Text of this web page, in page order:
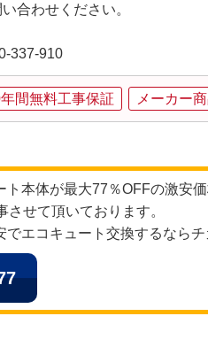
合わせください。
間無料工事保証 メーカー
ト本体が最大77％OFFの激安
せて頂いております。
でエコキュート交換するなら